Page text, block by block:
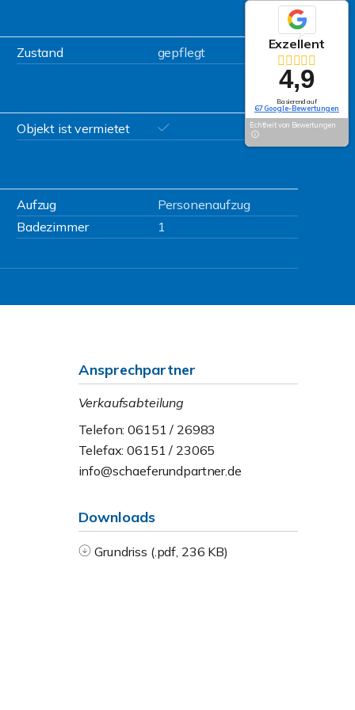
Zustand gepflegt
Objekt ist vermietet
Aufzug
Personenaufzug
Badezimmer
1
Ansprechpartner
Verkaufsabteilung
Telefon: 06151 / 26983
Telefax: 06151 / 23065
info@schaeferundpartner.de
Downloads
Grundriss (.pdf, 236 KB)
Exzellent
4,9
Basierend auf
67 Google-Bewertungen
Echtheit von Bewertungen